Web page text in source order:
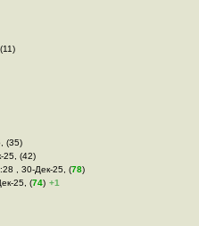
(35)
25, (42)
, 30-Дек-25, (78)
25, (74) +1